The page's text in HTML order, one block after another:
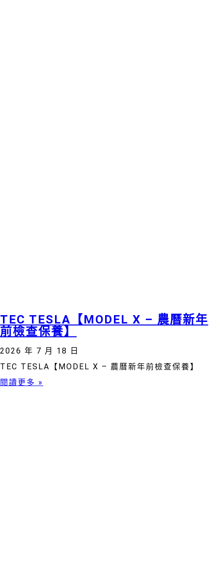
TEC TESLA【MODEL X – 農曆新年
前檢查保養】
2026 年 7 月 18 日
TEC TESLA【MODEL X – 農曆新年前檢查保養】
閱讀更多 »